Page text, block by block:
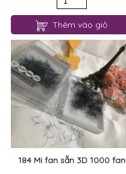
Thêm vào giỏ
184 Mi fan sẵn 3D 1000 fan